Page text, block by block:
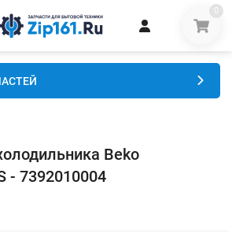
0
Beko
- 7392010004